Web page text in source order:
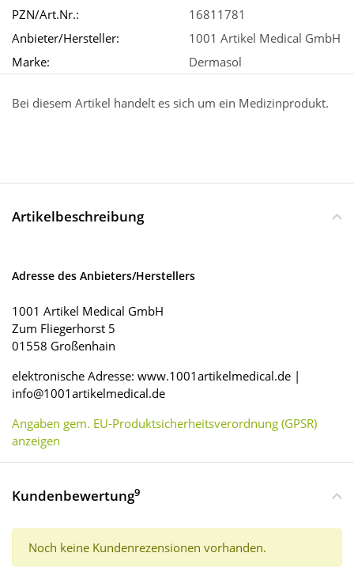
PZN/Art.Nr.:
16811781
Anbieter/Hersteller:
1001 Artikel Medical GmbH
Marke:
Dermasol
Bei diesem Artikel handelt es sich um ein Medizinprodukt.
Artikelbeschreibung
Adresse des Anbieters/Herstellers
1001 Artikel Medical GmbH
Zum Fliegerhorst 5
01558 Großenhain
elektronische Adresse: www.1001artikelmedical.de |
info@1001artikelmedical.de
Angaben gem. EU-Produktsicherheitsverordnung (GPSR)
anzeigen
Kundenbewertung9
Noch keine Kundenrezensionen vorhanden.